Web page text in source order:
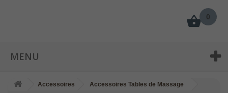
MENU
0
Accessoires
Accessoires Tables de Massage